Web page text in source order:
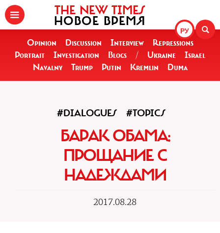
РУ
THE NEW TIMES
НОВОЕ ВРЕМЯ
Opinion Discussion Interview
Repressions
Portrait
Investigation Blogs / Ukraine
Israel
Navalny
Trump Putin Kremlin Duma
#DIALOGUES #TOPICS
БАРАК ОБАМА:
ПРОЩАНИЕ С
НАДЕЖДАМИ
2017.08.28